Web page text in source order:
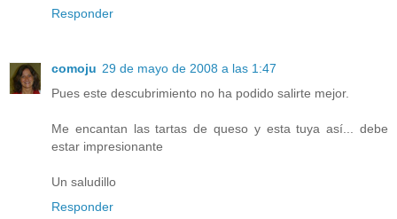
Responder
comoju 29 de mayo de 2008 a las 1:47
Pues este descubrimiento no ha podido salirte mejor.
Me encantan las tartas de queso y esta tuya así... debe
estar impresionante
Un saludillo
Responder